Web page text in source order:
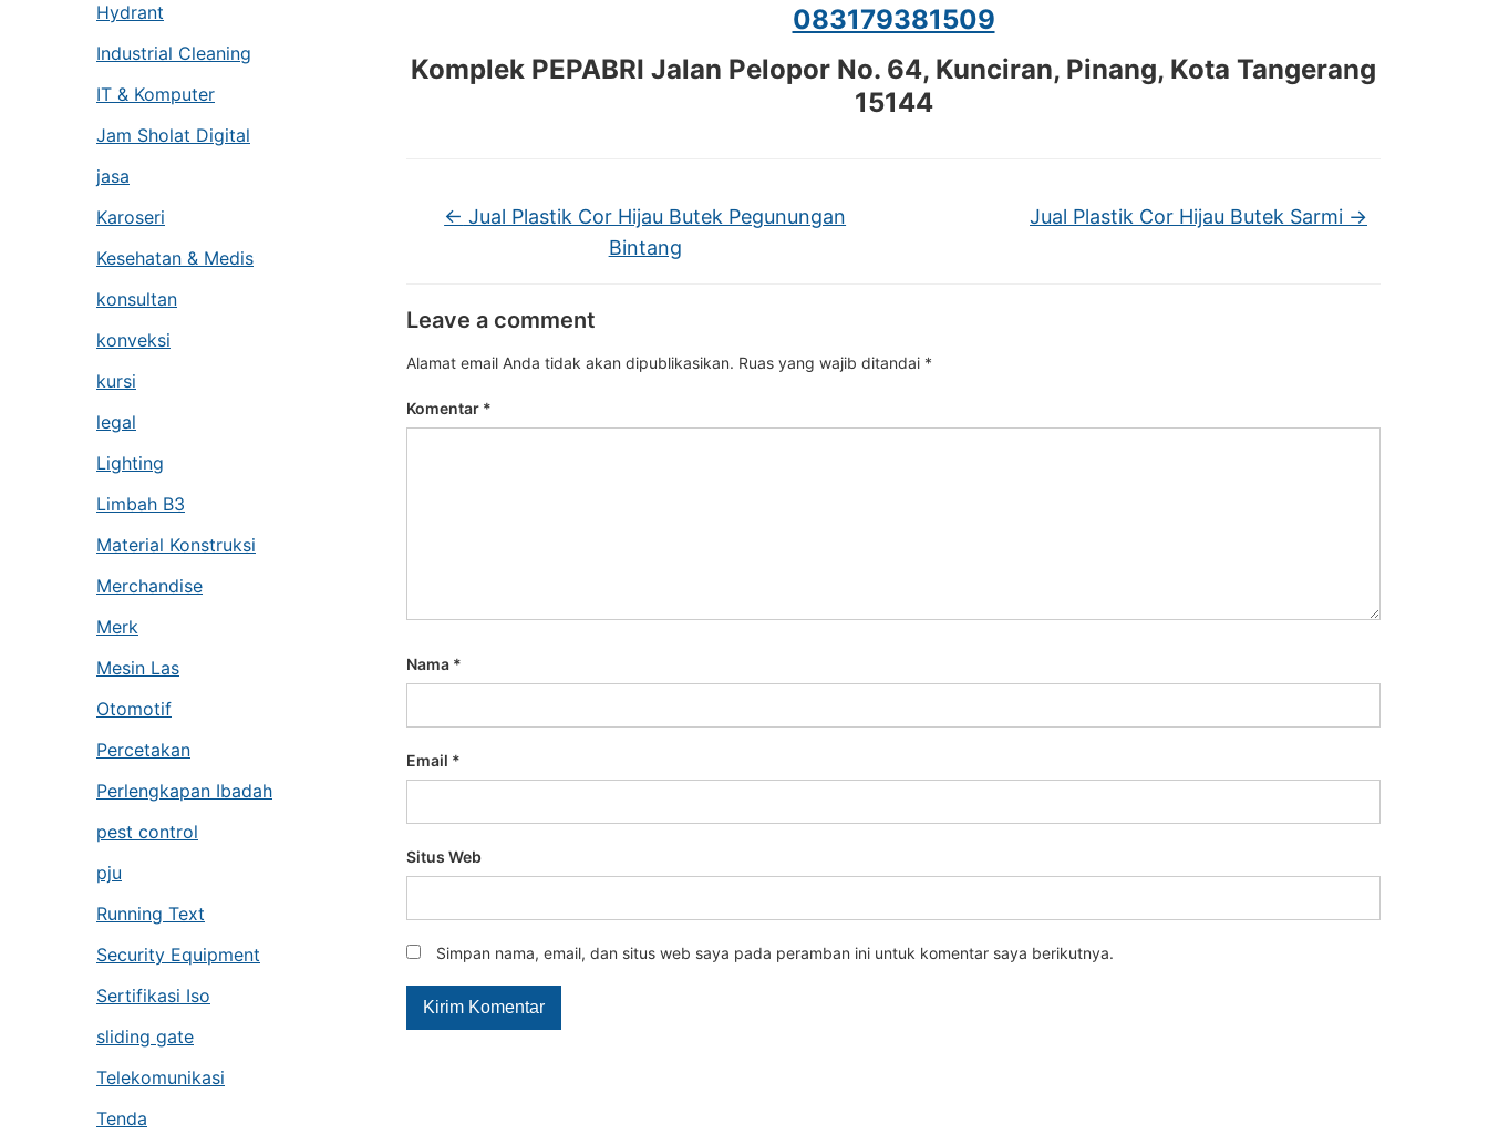
Hydrant
Industrial Cleaning
IT & Komputer
Jam Sholat Digital
jasa
Karoseri
Kesehatan & Medis
konsultan
konveksi
kursi
legal
Lighting
Limbah B3
Material Konstruksi
Merchandise
Merk
Mesin Las
Otomotif
Percetakan
Perlengkapan Ibadah
pest control
pju
Running Text
Security Equipment
Sertifikasi Iso
sliding gate
Telekomunikasi
Tenda
083179381509
Komplek PEPABRI Jalan Pelopor No. 64, Kunciran, Pinang, Kota Tangerang
15144
← Jual Plastik Cor Hijau Butek Pegunungan
Bintang
Jual Plastik Cor Hijau Butek Sarmi →
Leave a comment
Alamat email Anda tidak akan dipublikasikan. Ruas yang wajib ditandai *
Komentar *
Nama *
Email *
Situs Web
Simpan nama, email, dan situs web saya pada peramban ini untuk komentar saya berikutnya.